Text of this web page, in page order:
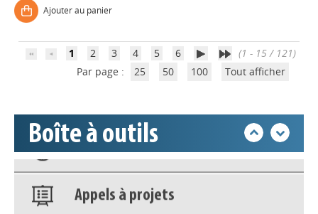
Ajouter au panier
1 2 3 4 5 6
(1 - 15 / 121)
Par page :
25 50 100 Tout afficher
Boîte à outils
déconnecter)
Nos veilles Scoop.it